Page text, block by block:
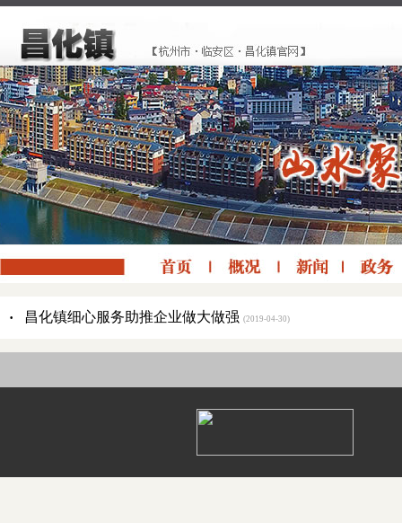
· 昌化镇细心服务助推企业做大做强 (2019-04-30)